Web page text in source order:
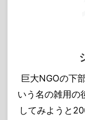
巨大NGOの下
いう名の雑用の
してみようと